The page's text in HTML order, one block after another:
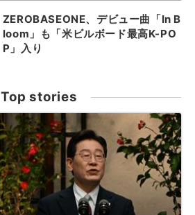
ZEROBASEONE、デビュー曲「In B
loom」も「米ビルボード最高K-PO
P」入り
Top stories